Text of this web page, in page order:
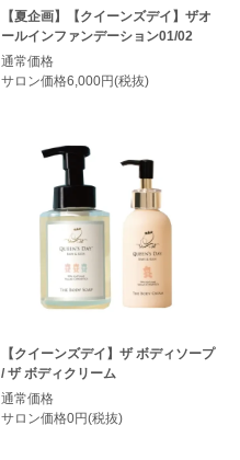
【夏企画】【クイーンズデイ】ザオ
ールインファンデーション01/02
通常価格
サロン価格6,000円(税抜)
【クイーンズデイ】ザ ボディソープ
/ ザ ボディクリーム
通常価格
サロン価格0円(税抜)